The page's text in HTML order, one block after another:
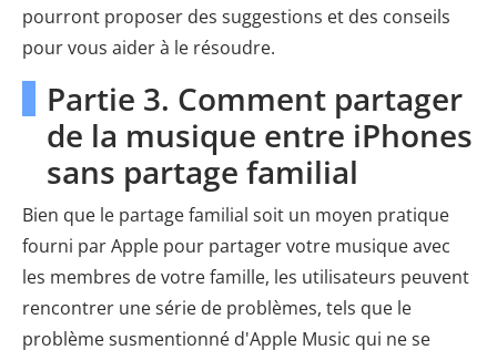
pourront proposer des suggestions et des conseils
pour vous aider à le résoudre.
Partie 3. Comment partager
de la musique entre iPhones
sans partage familial
Bien que le partage familial soit un moyen pratique
fourni par Apple pour partager votre musique avec
les membres de votre famille, les utilisateurs peuvent
rencontrer une série de problèmes, tels que le
problème susmentionné d'Apple Music qui ne se